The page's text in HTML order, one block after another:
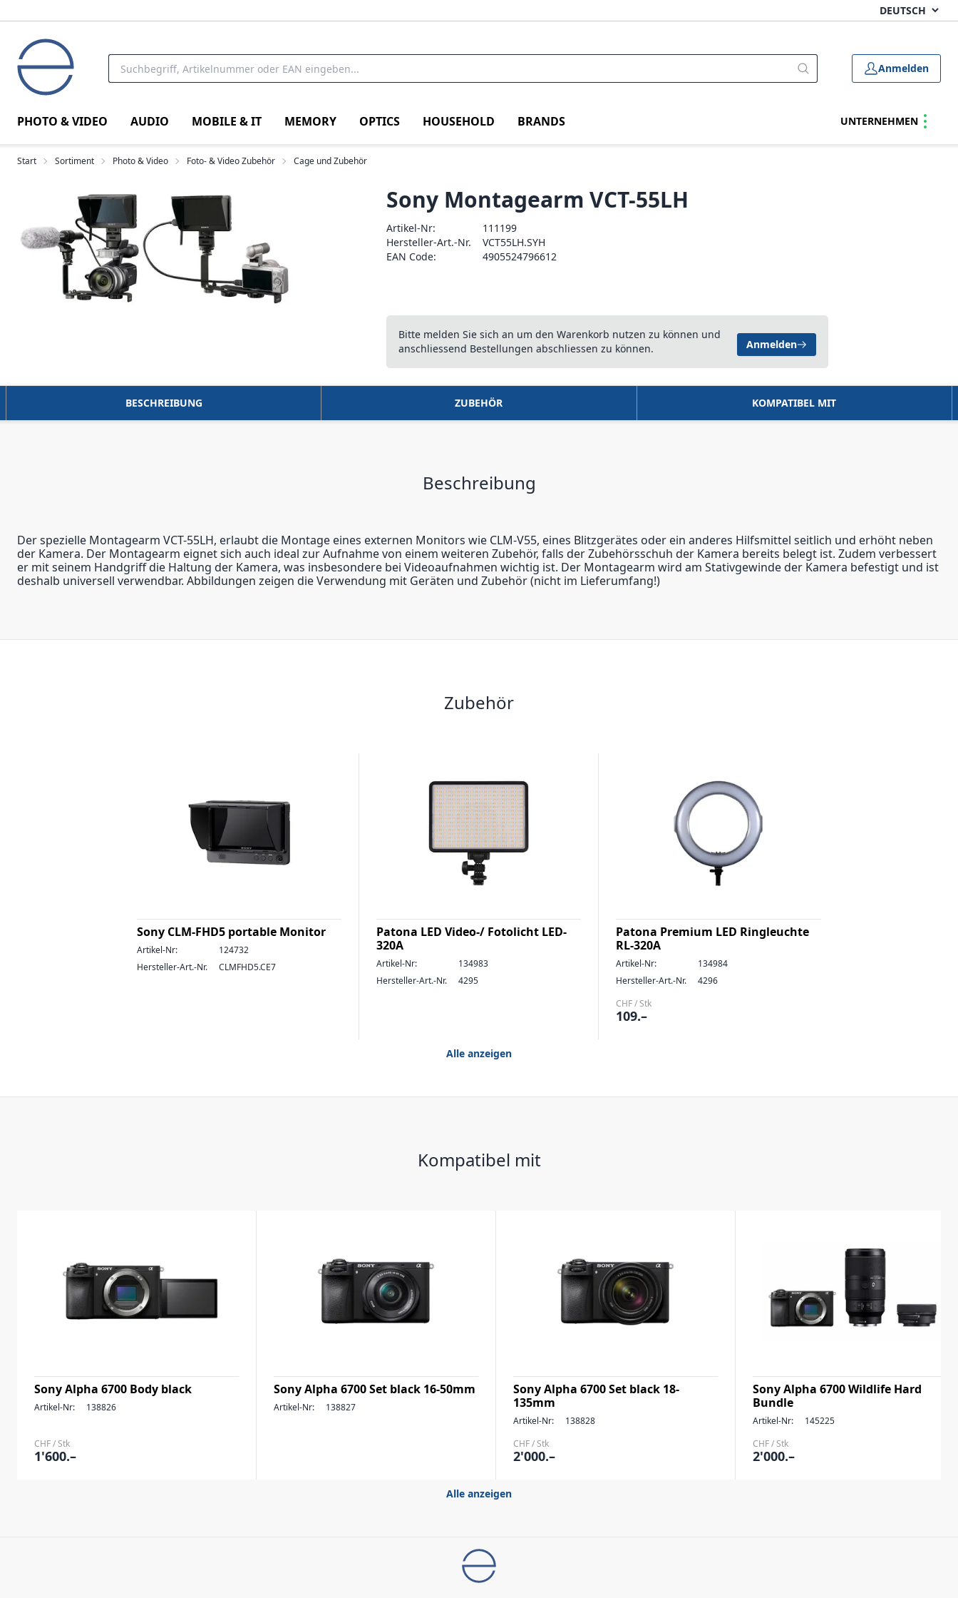
Anmelden
PHOTO & VIDEO AUDIO MOBILE & IT MEMORY OPTICS HOUSEHOLD BRANDS UNTERNEHMEN
Start Sortiment Photo & Video Foto- & Video Zubehör Cage und Zubehör
Sony Montagearm VCT-55LH
Artikel-Nr:
111199
Hersteller-Art.-Nr.
VCT55LH.SYH
EAN Code:
4905524796612
Bitte melden Sie sich an um den Warenkorb nutzen zu können und
anschliessend Bestellungen abschliessen zu können.
Anmelden
BESCHREIBUNG ZUBEHÖR KOMPATIBEL MIT
Beschreibung
Der spezielle Montagearm VCT-55LH, erlaubt die Montage eines externen Monitors wie CLM-V55, eines Blitzgerätes oder ein anderes Hilfsmittel seitlich und erhöht neben
der Kamera. Der Montagearm eignet sich auch ideal zur Aufnahme von einem weiteren Zubehör, falls der Zubehörsschuh der Kamera bereits belegt ist. Zudem verbessert
er mit seinem Handgriff die Haltung der Kamera, was insbesondere bei Videoaufnahmen wichtig ist. Der Montagearm wird am Stativgewinde der Kamera befestigt und ist
deshalb universell verwendbar. Abbildungen zeigen die Verwendung mit Geräten und Zubehör (nicht im Lieferumfang!)
Zubehör
Sony CLM-FHD5 portable Monitor
Artikel-Nr:
124732
Hersteller-Art.-Nr.
CLMFHD5.CE7
Patona LED Video-/ Fotolicht LED-
320A
Artikel-Nr:
134983
Hersteller-Art.-Nr.
4295
Patona Premium LED Ringleuchte
RL-320A
Artikel-Nr:
134984
Hersteller-Art.-Nr.
4296
CHF / Stk
109.–
Alle anzeigen
Kompatibel mit
Sony Alpha 6700 Body black
Artikel-Nr: 138826
CHF / Stk
1'600.–
Sony Alpha 6700 Set black 16-50mm
Artikel-Nr: 138827
Sony Alpha 6700 Set black 18-
135mm
Artikel-Nr:
138828
CHF / Stk
2'000.–
Sony Alpha 6700 Wildlife Hard
Bundle
Artikel-Nr:
145225
CHF / Stk
2'000.–
Alle anzeigen